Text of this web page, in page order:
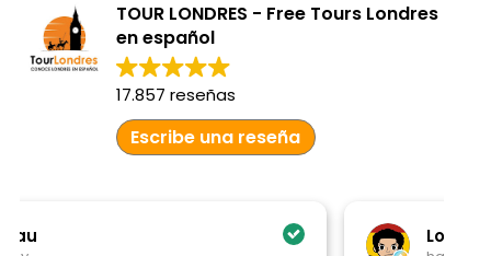
TOUR LONDRES - Free Tours Londres
en español
17.857 reseñas
Escribe una reseña